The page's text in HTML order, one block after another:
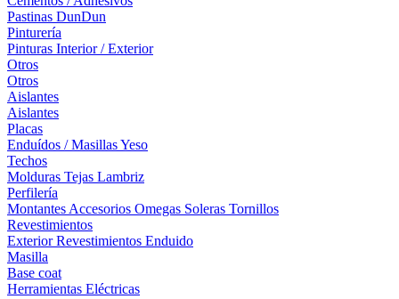
Pastinas DunDun
Pinturería
Pinturas Interior / Exterior
Otros
Otros
Aislantes
Aislantes
Placas
Enduídos / MasillasYeso
Techos
Molduras Tejas Lambriz
Perfilería
Montantes Accesorios Omegas Soleras Tornillos
Revestimientos
ExteriorRevestimientos Enduido
Masilla
Base coat
Herramientas Eléctricas